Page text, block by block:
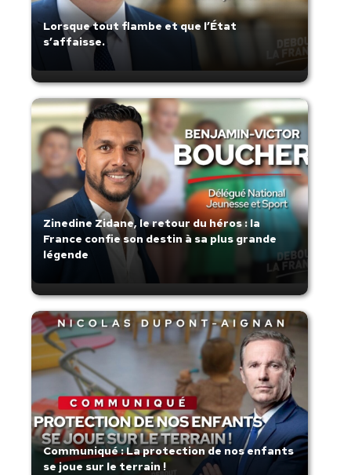
Lorsque tout flambe et que l’État
s’affaisse.
Zinedine Zidane, le retour du héros : la
France confie son destin à sa plus grande
légende
Communiqué : La protection de nos enfants
se joue sur le terrain !